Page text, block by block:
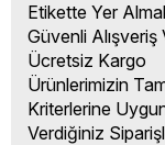
Etikette Yer
Güvenli
Ücretsiz Kargo
Ürünlerimizin
Kriterlerine
Verdiğiniz